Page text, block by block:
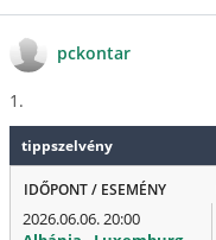
pckontar
1.
tippszelvény
IDŐPONT / ESEMÉNY
2026.06.06. 20:00